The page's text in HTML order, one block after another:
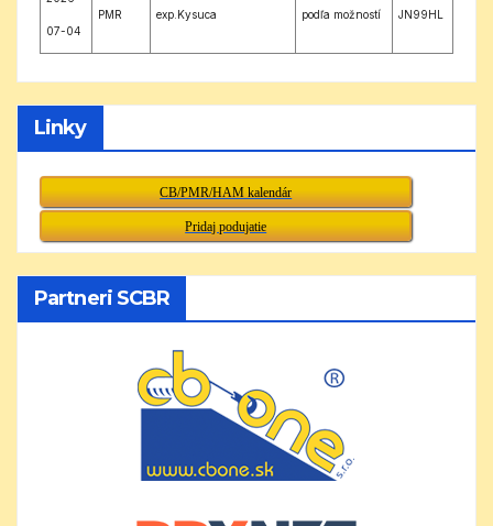
07-04
PMR exp.Kysuca podľa možností JN99HL
Linky
CB/PMR/HAM kalendár
Pridaj podujatie
Partneri SCBR